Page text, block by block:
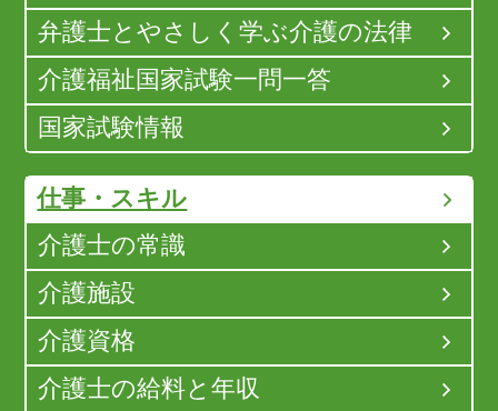
弁護士とやさしく学ぶ介護の法律
介護福祉国家試験一問一答
国家試験情報
仕事・スキル
介護士の常識
介護施設
介護資格
介護士の給料と年収